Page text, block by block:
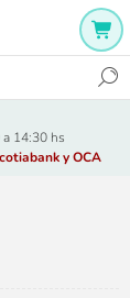
14:30 hs
y OCA